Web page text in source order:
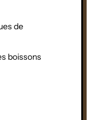
de
boissons